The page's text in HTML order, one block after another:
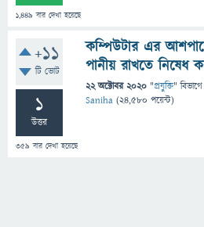
1,449 বার দেখা হয়েছে
+11
টি ভোট
1
উত্তর
359 বার দেখা হয়েছে
কম্পিউটার এর
পানীয় রাখতে নিষেধ
22 অক্টোবর 2020 "প্রযুক্তি" বিভাগে
Saniha (24,580 পয়েন্ট)